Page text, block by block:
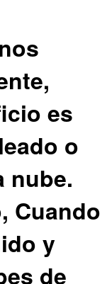
es
o
nube.
Cuando
y
de